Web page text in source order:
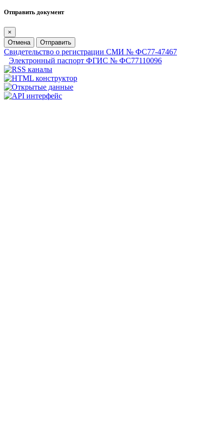
Отправить документ
×
Отмена
Отправить
Свидетельство о регистрации СМИ № ФС77-47467
Электронный паспорт ФГИС № ФС77110096